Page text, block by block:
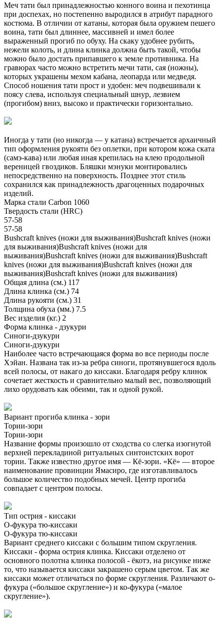
Меч тати был принадлежностью конного воина и пехотинца
при доспехах, но постепенно выродился в атрибут парадного
костюма. В отличии от катаны, которая была оружием пешего
воина, тати был длиннее, массивней и имел более
выраженный прогиб по обуху. На скаку удобнее рубить,
нежели колоть, и длина клинка должна быть такой, чтобы
можно было достать припавшего к земле противника. На
гравюрах часто можно встретить мечи тати, сая (ножны),
которых украшены мехом кабана, леопарда или медведя.
Способ ношения тати прост и удобен: меч подвешивали к
поясу слева, используя специальный шнур, лезвием
(прогибом) вниз, высоко и практически горизонтально.
Иногда у тати (но никогда — у катана) встречается архаичный
тип оформления рукояти без оплетки, при котором кожа ската
(самэ-кава) или любая иная крепилась на клею продольной
вереницей гвоздиков. Бляшки мэнуки монтировались
непосредственно на поверхность. Позднее этот стиль
сохранился как принадлежность драгоценных подарочных
изделий.
Марка стали Carbon 1060
Твердость стали (HRC)
57-58
57-58
Bushcraft knives (ножи для выживания)Bushcraft knives (ножи
для выживания)Bushcraft knives (ножи для
выживания)Bushcraft knives (ножи для выживания)Bushcraft
knives (ножи для выживания)Bushcraft knives (ножи для
выживания)Bushcraft knives (ножи для выживания)
Общая длина (см.) 117
Длина клинка (см.) 74
Длина рукояти (см.) 31
Толщина обуха (мм.) 7.5
Вес изделия (кг.) 2
Форма клинка - дзукури
Синоги-дзукури
Синоги-дзукури
Наиболее часто встречающаяся форма во все периоды после
Хэйан. Названа так из-за ребра синоги, протянувшегося вдоль
всей полосы, от накаго до киссаки. Благодаря ребру клинок
сочетает жесткость и сравнительно малый вес, позволяющий
лихо орудовать как обеими, так и одной рукой.
Вариант прогиба клинка - зори
Тории-зори
Тории-зори
Название формы произошло от сходства со слегка изогнутой
верхней перекладиной ритуальных синтоистских ворот
тории. Также известно другое имя — Кё-зори. «Кё» — второе
наименование провинции Ямасиро, где изготавливалось
большое количество подобных мечей. Центр прогиба
совпадает с центром полосы.
Тип острия - киссаки
О-фукура тю-киссаки
О-фукура тю-киссаки
Вариант среднего киссаки с большим типом скругления.
Киссаки - форма острия клинка. Киссаки отделено от
основного полотна клинка полосой - ёкотэ, на рисунке ниже
то, что называется киссаки закрашено серым цветом. Так же
киссаки может отличаться по форме скругления. Различают о-
фукура («большое скругление») и ко-фукура («малое
скругление»).